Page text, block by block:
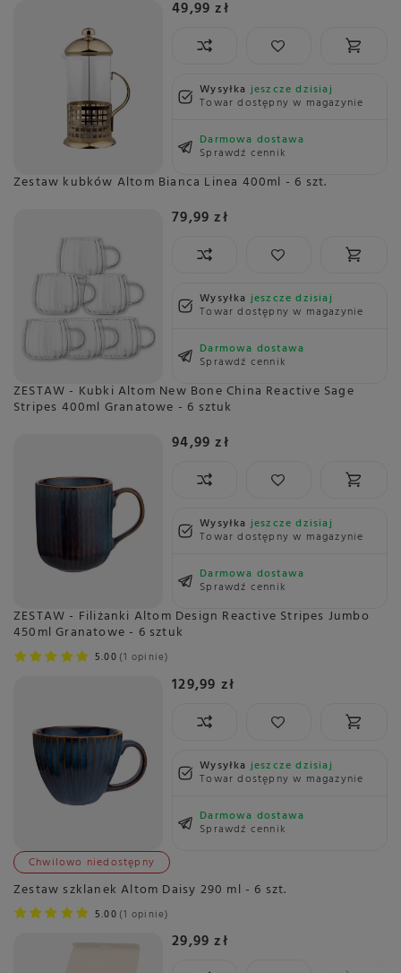
49,99 zł
Wysyłkajeszcze dzisiaj
Towar dostępny w magazynie
Darmowa dostawa
Sprawdź cennik
Zestaw kubków Altom Bianca Linea 400ml - 6 szt.
79,99 zł
Wysyłkajeszcze dzisiaj
Towar dostępny w magazynie
Darmowa dostawa
Sprawdź cennik
ZESTAW - Kubki Altom New Bone China Reactive Sage
Stripes 400ml Granatowe - 6 sztuk
94,99 zł
Wysyłkajeszcze dzisiaj
Towar dostępny w magazynie
Darmowa dostawa
Sprawdź cennik
ZESTAW - Filiżanki Altom Design Reactive Stripes Jumbo
450ml Granatowe - 6 sztuk
5.00 1 opinie
129,99 zł
Wysyłkajeszcze dzisiaj
Towar dostępny w magazynie
Darmowa dostawa
Sprawdź cennik
Chwilowo niedostępny
Zestaw szklanek Altom Daisy 290 ml - 6 szt.
5.00 1 opinie
29,99 zł